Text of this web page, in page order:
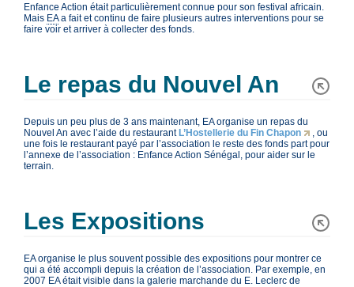
Enfance Action était particulièrement connue pour son festival africain.
Mais EAa fait et continu de faire plusieurs autres interventions pour se
faire voir et arriver à collecter des fonds.
Le repas du Nouvel An
Depuis un peu plus de 3 ans maintenant, EA organise un repas du
Nouvel An avec l’aide du restaurantL’Hostellerie du Fin Chapon
, ou
une fois le restaurant payé par l’association le reste des fonds part pour
l’annexe de l’association : Enfance Action Sénégal, pour aider sur le
terrain.
Les Expositions
EA organise le plus souvent possible des expositions pour montrer ce
qui a été accompli depuis la création de l’association. Par exemple, en
2007 EA était visible dans la galerie marchande du E. Leclerc de